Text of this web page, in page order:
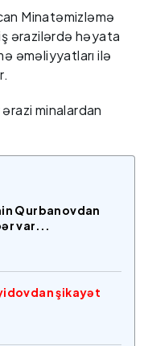
Minatəmizləmə
ərazilərdə həyata
əməliyyatları ilə
minalardan
Qurbanovdan
var...
şikayət